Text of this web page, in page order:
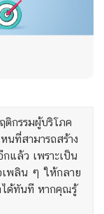
ติกรรมผู้บริโภค
นที่สามารถสร้าง
แล้ว เพราะเป็น
พลิน ๆ ให้กลาย
ได้ทันที หากคุณรู้